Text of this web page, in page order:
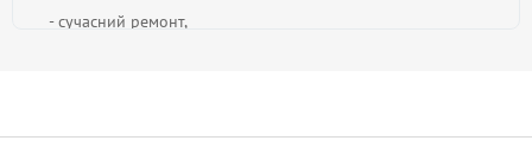
- сучасний ремонт,